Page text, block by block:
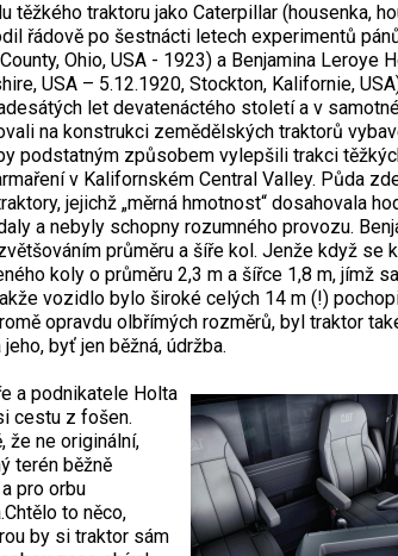
těžkého traktoru jako Caterpillar (housenka,
řádově po šestnácti letech experimentů
Ohio, USA - 1923) a Benjamina Leroye
USA – 5.12.1920, Stockton, Kalifornie,
let devatenáctého století a v
na konstrukci zemědělských traktorů
podstatným způsobem vylepšili trakci
v Kalifornském Central Valley. Půda
jejichž „měrná hmotnost“ dosahovala
a nebyly schopny rozumného provozu.
průměru a šíře kol. Jenže když se
koly o průměru 2,3 m a šířce 1,8 m, jímž
vozidlo bylo široké celých 14 m (!)
opravdu olbřímých rozměrů, byl traktor
byť jen běžná, údržba.
a podnikatele Holta
cestu z fošen.
že ne originální,
terén běžně
pro orbu
to něco,
by si traktor sám